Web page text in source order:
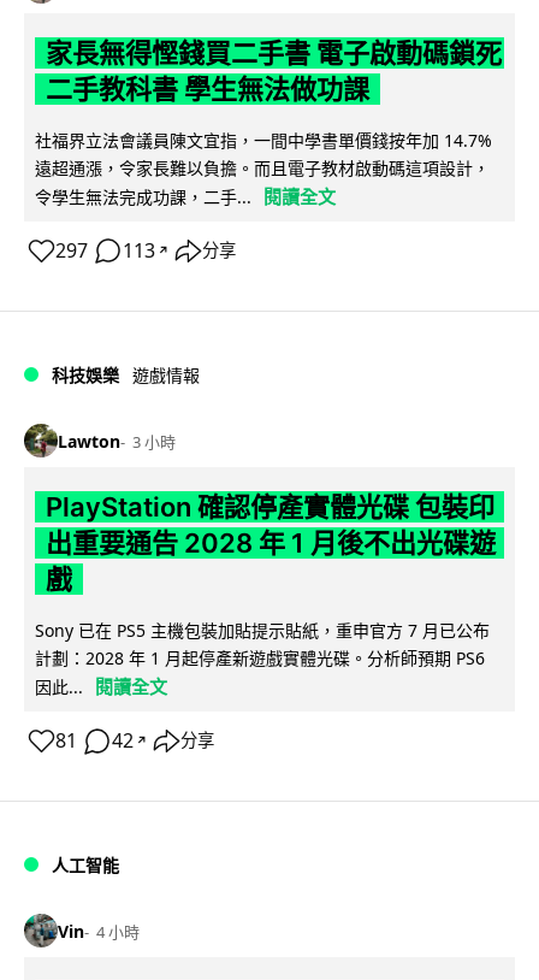
家長無得慳錢買二手書 電子啟動碼鎖死
二手教科書 學生無法做功課
社福界立法會議員陳文宜指，一間中學書單價錢按年加 14.7%
遠超通漲，令家長難以負擔。而且電子教材啟動碼這項設計，
令學生無法完成功課，二手...
閱讀全文
297 113 ↗ 分享
科技娛樂 遊戲情報
Lawton 3 小時
PlayStation 確認停產實體光碟 包裝印
出重要通告 2028 年 1 月後不出光碟遊
戲
Sony 已在 PS5 主機包裝加貼提示貼紙，重申官方 7 月已公布
計劃：2028 年 1 月起停產新遊戲實體光碟。分析師預期 PS6
因此...
閱讀全文
81 42 ↗ 分享
人工智能
Vin 4 小時